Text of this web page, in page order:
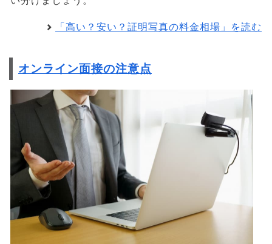
「高い？安い？証明写真の料金相場」を読む
オンライン面接の注意点